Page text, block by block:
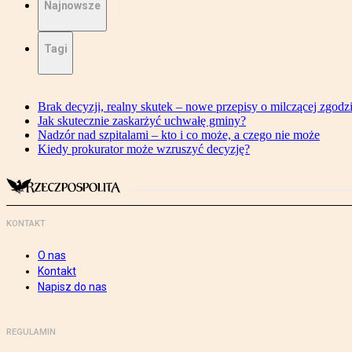
Najnowsze
Tagi
Brak decyzji, realny skutek – nowe przepisy o milczącej
Jak skutecznie zaskarżyć uchwałę gminy?
Nadzór nad szpitalami – kto i co może, a czego nie może
Kiedy prokurator może wzruszyć decyzję?
KONTAKT
O nas
Kontakt
Napisz do nas
REGULAMIN